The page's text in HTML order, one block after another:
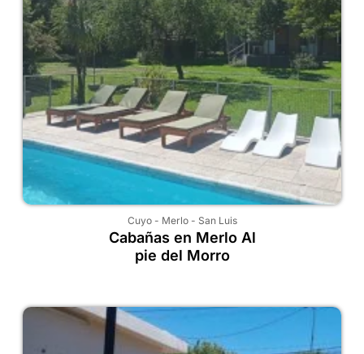
Cuyo- Merlo- San Luis
Cabañas en Merlo Al
pie del Morro